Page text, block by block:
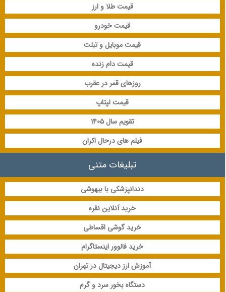
قیمت طلا و ارز
قیمت خودرو
قیمت موبایل و تبلت
قیمت دام زنده
روزهای قمر در عقرب
قیمت لپتاپ
تقویم سال 1405
فیلم های درحال اکران
تبلیغات متنی
دندانپزشکی با بیهوشی
خرید آنلاین نقره
خرید گوشی اقساطی
خرید فالوور اینستاگرام
آموزش ارز دیجیتال در تهران
دستگاه بخور سرد و گرم